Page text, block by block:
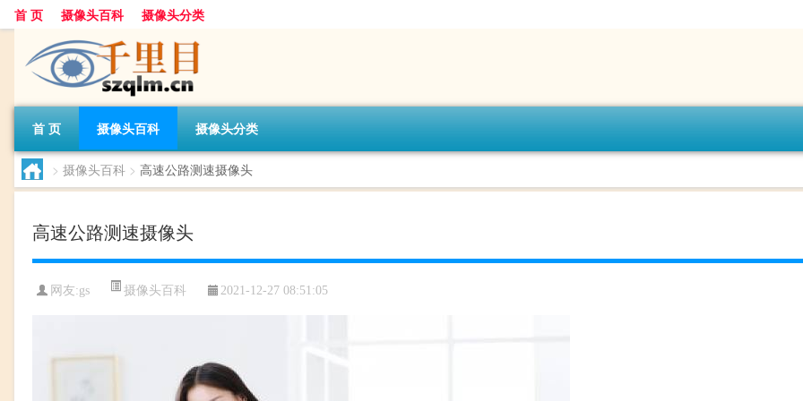
首 页 摄像头百科 摄像头分类
首 页 摄像头百科 摄像头分类
> 摄像头百科 > 高速公路测速摄像头
高速公路测速摄像头
网友:gs 摄像头百科 2021-12-27 08:51:05